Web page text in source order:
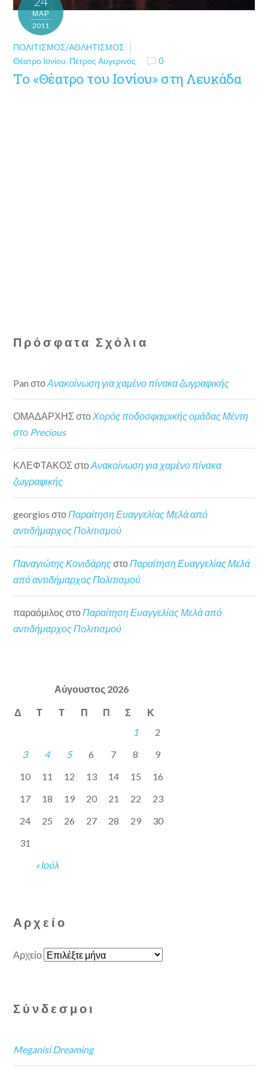
ΜΑΡ
2011
ΠΟΛΙΤΙΣΜΌΣ/ΑΘΛΗΤΙΣΜΌΣ
Θέατρο Ιονίου, Πέτρος Αυγερινός 0
Το «Θέατρο του Ιονίου» στη Λευκάδα
Πρόσφατα Σχόλια
Pan στοΑνακοίνωση για χαμένο πίνακα ζωγραφικής
ΟΜΑΔΑΡΧΗΣ στο Χορός ποδοσφαιρικής ομάδας Μέντη
στο Precious
ΚΛΕΦΤΑΚΟΣ στοΑνακοίνωση για χαμένο πίνακα
ζωγραφικής
georgios στοΠαραίτηση Ευαγγελίας Μελά από
αντιδήμαρχος Πολιτισμού
Παναγιώτης ΚονιδάρηςστοΠαραίτηση Ευαγγελίας Μελά
από αντιδήμαρχος Πολιτισμού
παραόμιλος στοΠαραίτηση Ευαγγελίας Μελά από
αντιδήμαρχος Πολιτισμού
Αύγουστος 2026
Δ Τ Τ Π Π Σ Κ
« Ιούλ
1
2
3
4 5 6 7 8
9
10
11 12 13 14 15
16
17
18 19 20 21 22
23
24
25 26 27 28 29
30
31
Αρχείο
Αρχείο
Σύνδεσμοι
Meganisi Dreaming